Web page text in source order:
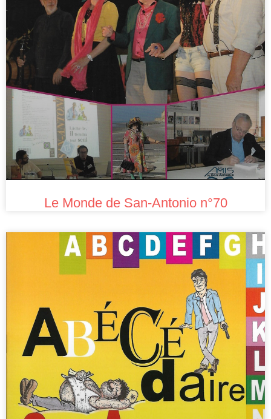
Le Monde de San-Antonio n°70